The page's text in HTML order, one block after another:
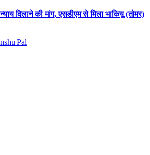
न्याय दिलाने की मांग, एसडीएम से मिला भाकियू (तोमर)
Pal